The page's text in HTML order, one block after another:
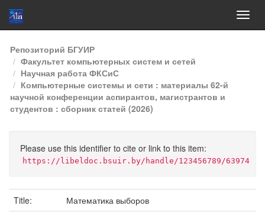
Skip
navigation
Репозиторий БГУИР
Факультет компьютерных систем и сетей
Научная работа ФКСиС
Компьютерные системы и сети : материалы 62-й
научной конференции аспирантов, магистрантов и
студентов : сборник статей (2026)
Please use this identifier to cite or link to this item:
https://libeldoc.bsuir.by/handle/123456789/63974
Title:
Математика выборов